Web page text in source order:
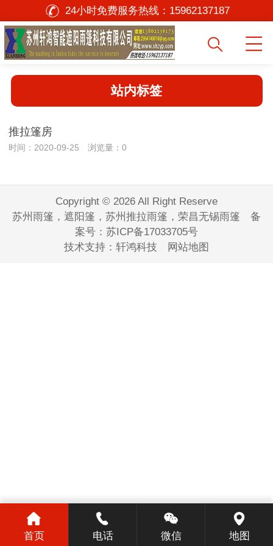
24小时免费服务热线： 15962137187
站内标签
推拉篷房
时间：2020-09-25 浏览量：0
Copyright © 2026 All Right Reserve
苏州雨篷，遮阳篷，苏州推拉雨篷，荣昌无锡雨篷 备
案号： 苏ICP备17033705号
技术支持： 轩鸿科技 网站地图
首页 电话 微信 地图